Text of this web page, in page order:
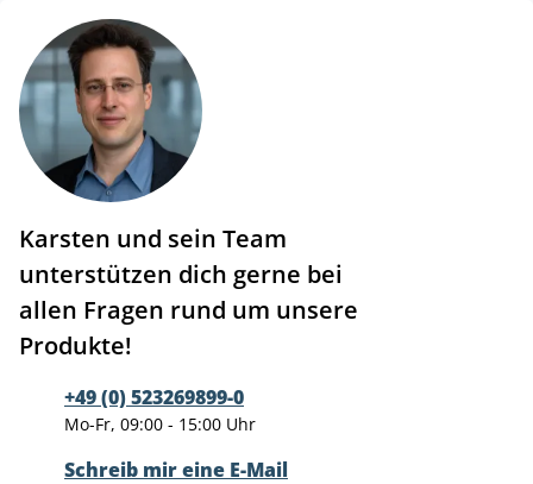
Karsten und sein Team
unterstützen dich gerne bei
allen Fragen rund um unsere
Produkte!
+49 (0) 523269899-0
Mo-Fr, 09:00 - 15:00 Uhr
Schreib mir eine E-Mail